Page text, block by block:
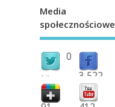
Media
społecznościowe
0
followers 3,522
fans